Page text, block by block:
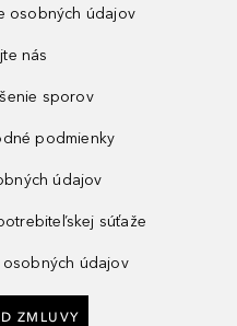
osobných údajov
nás
sporov
podmienky
údajov
súťaže
osobných údajov
ZMLUVY